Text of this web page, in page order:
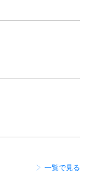
一覧で見る